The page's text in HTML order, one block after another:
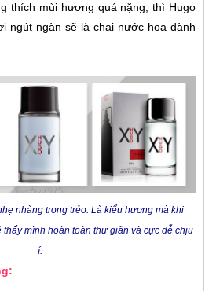
thích mùi hương quá nặng, thì Hugo
ngút ngàn sẽ là chai nước hoa dành
nhàng trong trẻo. Là kiểu hương mà khi
mình hoàn toàn thư giãn và cực dễ chịu
í.